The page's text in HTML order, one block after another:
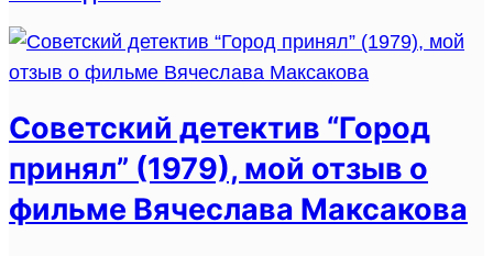
Советский детектив “Город
принял” (1979), мой отзыв о
фильме Вячеслава Максакова